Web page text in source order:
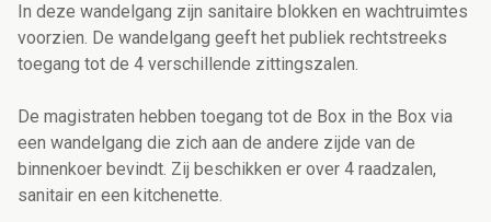
In deze wandelgang zijn sanitaire blokken en wachtruimtes
voorzien. De wandelgang geeft het publiek rechtstreeks
toegang tot de 4 verschillende zittingszalen.
De magistraten hebben toegang tot de Box in the Box via
een wandelgang die zich aan de andere zijde van de
binnenkoer bevindt. Zij beschikken er over 4 raadzalen,
sanitair en een kitchenette.